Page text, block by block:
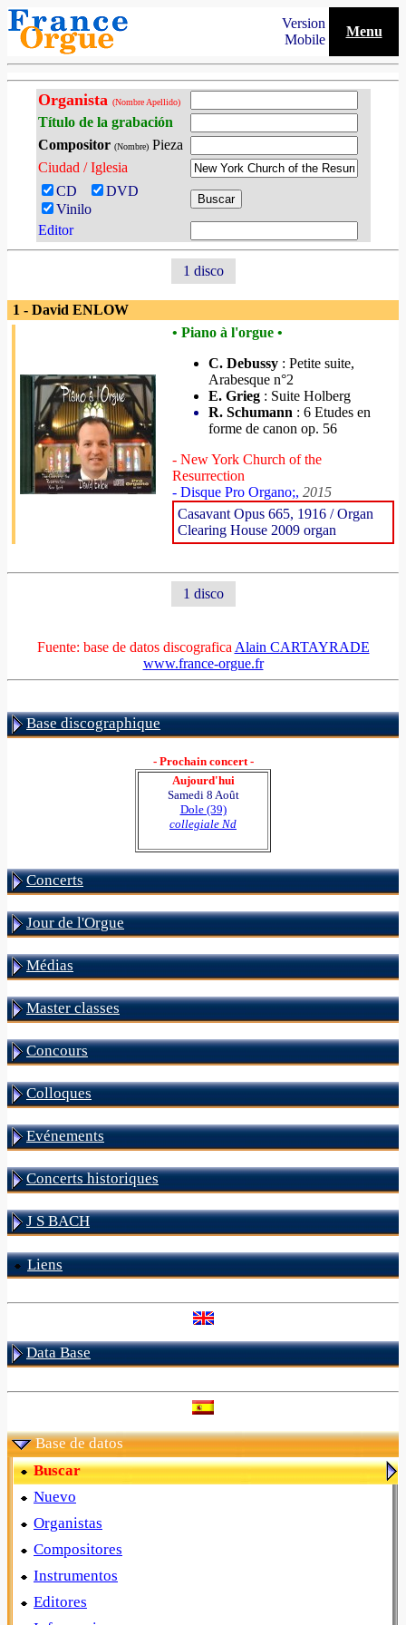
Version
Mobile
Menu
Organista (Nombre Apellido)
Título de la grabación
Compositor (Nombre)Pieza
Ciudad / Iglesia
CD
DVD
Vinilo
Editor
1 disco
1 - David ENLOW
• Piano à l'orgue •
C. Debussy : Petite suite,
Arabesque n°2
E. Grieg : Suite Holberg
R. Schumann : 6 Etudes en
forme de canon op. 56
- New York Church of the
Resurrection
- Disque Pro Organo;, 2015
Casavant Opus 665, 1916 / Organ
Clearing House 2009 organ
1 disco
Fuente: base de datos discografica Alain CARTAYRADE
www.france-orgue.fr
Base discographique
- Prochain concert -
Aujourd'hui
Samedi 8 Août
Dole (39)
collegiale Nd
Concerts
Jour de l'Orgue
Médias
Master classes
Concours
Colloques
Evénements
Concerts historiques
J S BACH
Liens
Data Base
Base de datos
Buscar
Nuevo
Organistas
Compositores
Instrumentos
Editores